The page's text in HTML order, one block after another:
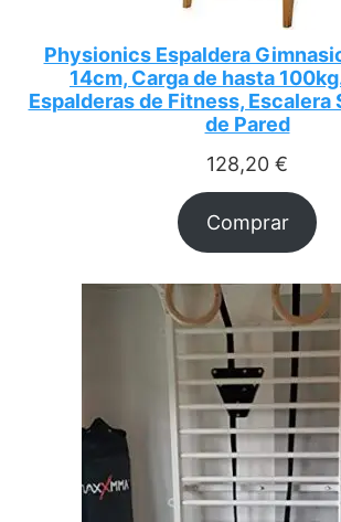
Physionics Espaldera
14cm, Carga de hasta
Espalderas de Fitness, Escalera
de Pared
128,20 €
Comprar